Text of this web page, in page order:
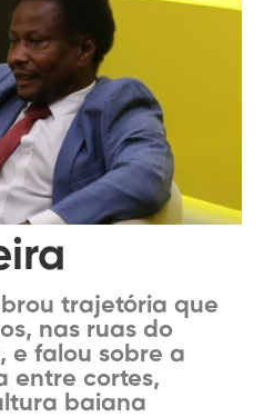
trajetória que
nas ruas do
e falou sobre a
entre cortes,
baiana